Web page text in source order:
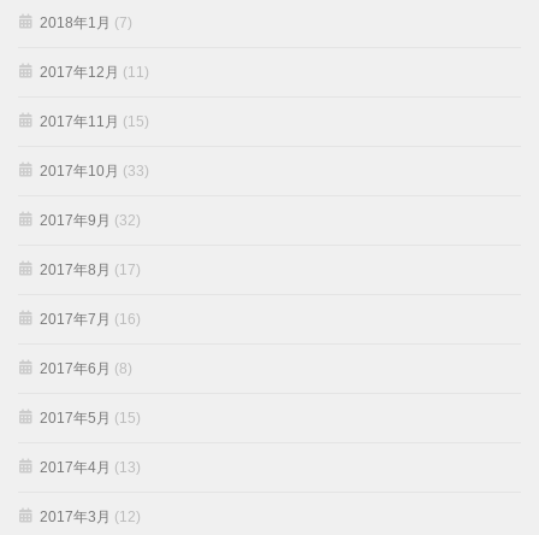
2018年1月 (7)
2017年12月 (11)
2017年11月 (15)
2017年10月 (33)
2017年9月 (32)
2017年8月 (17)
2017年7月 (16)
2017年6月 (8)
2017年5月 (15)
2017年4月 (13)
2017年3月 (12)